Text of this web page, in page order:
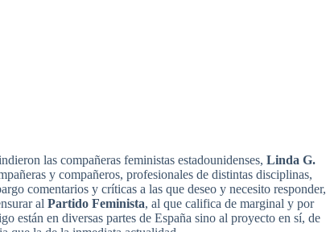
las compañeras feministas estadounidenses, Linda G.
y compañeros, profesionales de distintas disciplinas,
comentarios y críticas a las que deseo y necesito responder,
al Partido Feminista, al que califica de marginal y por
están en diversas partes de España sino al proyecto en sí, de